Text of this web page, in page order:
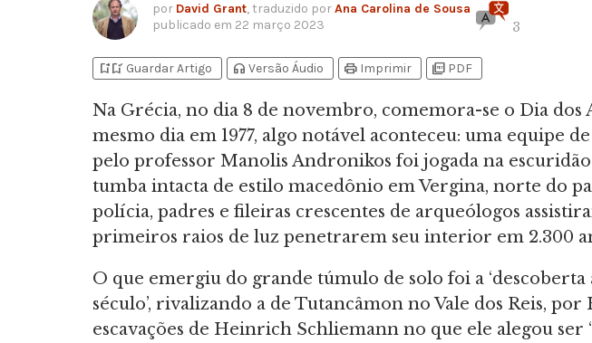
por David Grant, traduzido porAna Carolina de Sousa
publicado em 22 março 2023 3
bookmark_addbookmark_added Guardar Artigo headphones Versão Áudio print Imprimir picture_as_pdf PDF
Na Grécia, no dia 8 de novembro, comemora-se o Dia dos
mesmo dia em 1977, algo notável aconteceu: uma equipe
pelo professor Manolis Andronikos foi jogada na
tumba intacta de estilo macedônio em Vergina, norte do
polícia, padres e fileiras crescentes de arqueólogos
primeiros raios de luz penetrarem seu interior em 2.300
O que emergiu do grande túmulo de solo foi a
século’, rivalizando a de Tutancâmon no Vale dos Reis, por
escavações de Heinrich Schliemann no que ele alegou ser